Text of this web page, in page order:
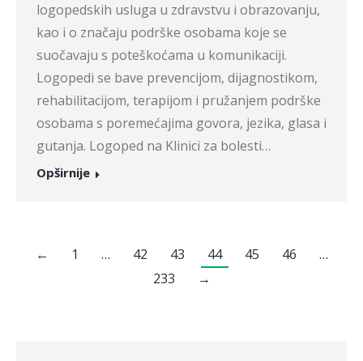
logopedskih usluga u zdravstvu i obrazovanju,
kao i o značaju podrške osobama koje se
suočavaju s poteškoćama u komunikaciji.
Logopedi se bave prevencijom, dijagnostikom,
rehabilitacijom, terapijom i pružanjem podrške
osobama s poremećajima govora, jezika, glasa i
gutanja. Logoped na Klinici za bolesti…
Opširnije
← 1 … 42 43 44 45 46
…
233
→